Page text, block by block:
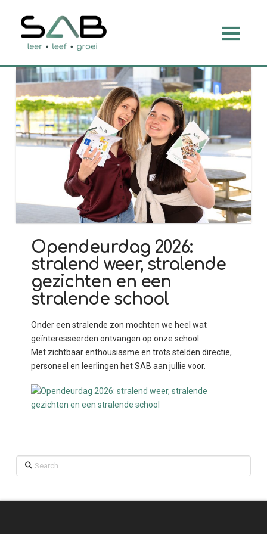
Opendeurdag 2026:
stralend weer, stralende
gezichten en een
stralende school
Onder een stralende zon mochten we heel wat
geïnteresseerden ontvangen op onze school.
Met zichtbaar enthousiasme en trots stelden directie,
personeel en leerlingen het SAB aan jullie voor.
Search